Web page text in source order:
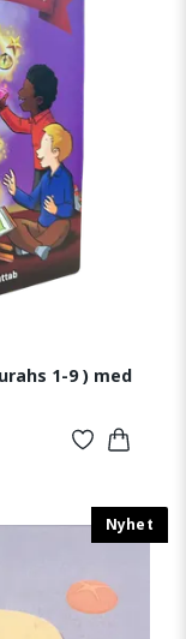
1-9 ) med
Nyhet